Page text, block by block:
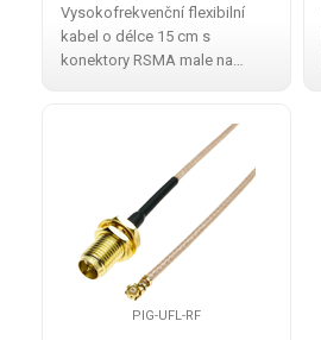
male - RSMA male
Vysokofrekvenční flexibilní
kabel o délce 15 cm s
konektory RSMA male na
což ho činí ideálním pro
propojení Wi-Fi jednotek a
antén. Díky odolné
PIG-UFL-RF